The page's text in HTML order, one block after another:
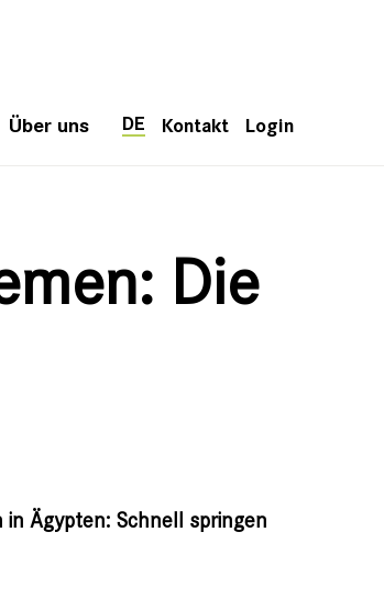
Über uns DE Kontakt Login
Die
in Ägypten: Schnell springen